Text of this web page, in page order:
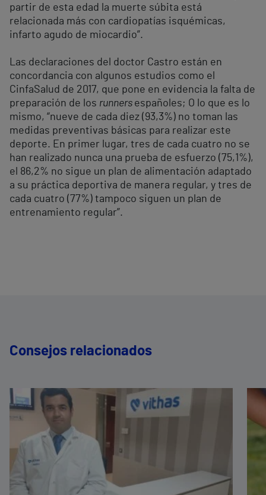
partir de esta edad la muerte súbita está
relacionada más con cardiopatías isquémicas,
infarto agudo de miocardio”.
Las declaraciones del doctor Castro están en
concordancia con algunos estudios como el
CinfaSalud de 2017, que pone en evidencia la falta de
preparación de los runners españoles; O lo que es lo
mismo, “nueve de cada diez (93,3%) no toman las
medidas preventivas básicas para realizar este
deporte. En primer lugar, tres de cada cuatro no se
han realizado nunca una prueba de esfuerzo (75,1%),
el 86,2% no sigue un plan de alimentación adaptado
a su práctica deportiva de manera regular, y tres de
cada cuatro (77%) tampoco siguen un plan de
entrenamiento regular”.
Consejos relacionados